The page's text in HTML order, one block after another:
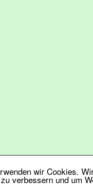
wir Cookies.
verbessern und um